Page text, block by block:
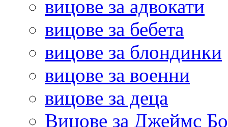
вицове за адвокати
вицове за бебета
вицове за блондинки
вицове за военни
вицове за деца
Вицове за Джеймс